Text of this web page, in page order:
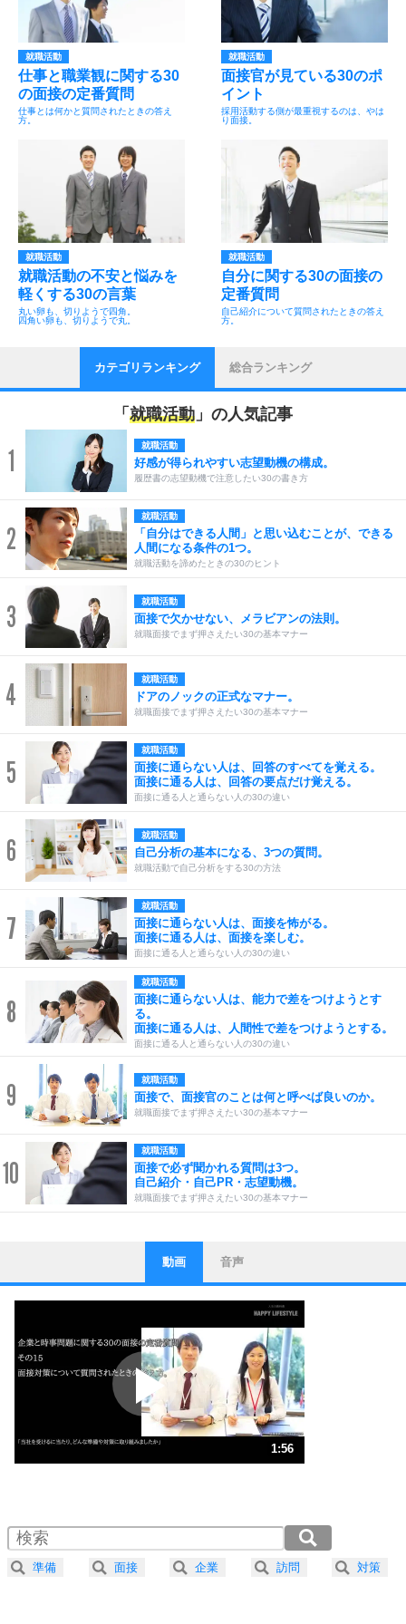
就職活動
仕事と職業観に関する30
の面接の定番質問
仕事とは何かと質問されたときの答え
方。
就職活動
面接官が見ている30のポ
イント
採用活動する側が最重視するのは、やは
り面接。
就職活動
就職活動の不安と悩みを
軽くする30の言葉
丸い卵も、切りようで四角。
四角い卵も、切りようで丸。
就職活動
自分に関する30の面接の
定番質問
自己紹介について質問されたときの答え
方。
カテゴリランキング 総合ランキング
「 就職活動 」の人気記事
1 就職活動
好感が得られやすい志望動機の構成。
履歴書の志望動機で注意したい30の書き方
2
就職活動
「自分はできる人間」と思い込むことが、できる
人間になる条件の1つ。
就職活動を諦めたときの30のヒント
3 就職活動
面接で欠かせない、メラビアンの法則。
就職面接でまず押さえたい30の基本マナー
4 就職活動
ドアのノックの正式なマナー。
就職面接でまず押さえたい30の基本マナー
5
就職活動
面接に通らない人は、回答のすべてを覚える。
面接に通る人は、回答の要点だけ覚える。
面接に通る人と通らない人の30の違い
6 就職活動
自己分析の基本になる、3つの質問。
就職活動で自己分析をする30の方法
7
就職活動
面接に通らない人は、面接を怖がる。
面接に通る人は、面接を楽しむ。
面接に通る人と通らない人の30の違い
8
就職活動
面接に通らない人は、能力で差をつけようとす
る。
面接に通る人は、人間性で差をつけようとする。
面接に通る人と通らない人の30の違い
9 就職活動
面接で、面接官のことは何と呼べば良いのか。
就職面接でまず押さえたい30の基本マナー
10
就職活動
面接で必ず聞かれる質問は3つ。
自己紹介・自己PR・志望動機。
就職面接でまず押さえたい30の基本マナー
1
ストレス対策
他人と比べない。
いっそのこと、他人を見ない。
いらいらしない人になる30の方法
プラス思考
ポジティブになれない原因は、行動しないから。
ポジティブ思考になる30の方法
ストレス対策
人生、なんとかなるもの。
気楽に生きる30の方法
4 器の大きい人は、怒りを優しさで表現する。
プラス思考
動画 音声
1:56
2.0倍速 （228KB 58秒）
2.5倍速 （182KB 46秒）
3.0倍速 （152KB 38秒）
準備 面接 企業 訪問 対策